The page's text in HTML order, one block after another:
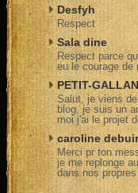
Desfyh
Respect
Sala dine
Respect parce
eu le courage de
PETIT-
Salut, je viens
blog, je suis un
moi j'ai le projet
caroline
Merci pr ton
je me replonge
dans nos